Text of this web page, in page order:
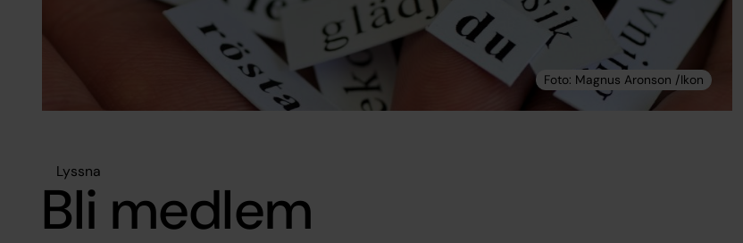
Lyssna
Bli medlem